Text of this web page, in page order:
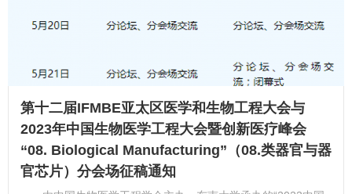
第十二届IFMBE亚太区医学和生物工程大会与
2023年中国生物医学工程大会暨创新医疗峰会
“08. Biological Manufacturing”（08.类器官与器
官芯片）分会场征稿通知